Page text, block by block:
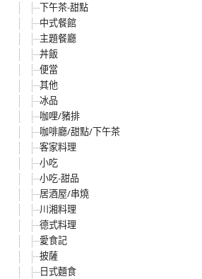
下午茶-甜點
中式餐館
主題餐廳
丼飯
便當
其他
冰品
咖哩/豬排
咖啡廳/甜點/下午茶
客家料理
小吃
小吃-甜品
居酒屋/串燒
川湘料理
德式料理
愛食記
披薩
日式麵食